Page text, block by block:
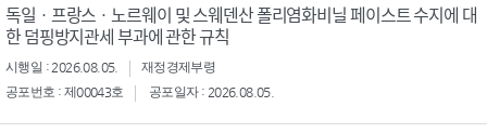
독일ㆍ프랑스ㆍ노르웨이 및 스웨덴산 폴리염화비닐 페이스트 수지에 대
한 덤핑방지관세 부과에 관한 규칙
시행일 : 2026.08.05.
재정경제부령
공포번호 : 제00043호
공포일자 : 2026.08.05.